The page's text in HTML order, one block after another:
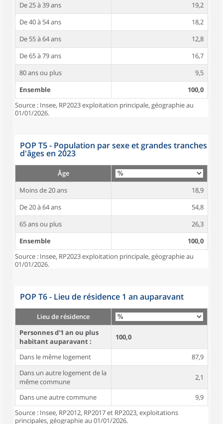
De 25 à 39 ans
19,2
De 40 à 54 ans
18,2
De 55 à 64 ans
12,8
De 65 à 79 ans
16,7
80 ans ou plus
9,5
Ensemble
100,0
Source : Insee, RP2023 exploitation principale, géographie au
01/01/2026.
POP T5 - Population par sexe et grandes tranches
d'âges en 2023
Âge
Moins de 20 ans
18,9
De 20 à 64 ans
54,8
65 ans ou plus
26,3
Ensemble
100,0
Source : Insee, RP2023 exploitation principale, géographie au
01/01/2026.
POP T6 - Lieu de résidence 1 an auparavant
Lieu de résidence
Personnes d'1 an ou plus
habitant auparavant :
100,0
Dans le même logement
87,9
Dans un autre logement de la
même commune
2,1
Dans une autre commune
9,9
Source : Insee, RP2012, RP2017 et RP2023, exploitations
principales, géographie au 01/01/2026.